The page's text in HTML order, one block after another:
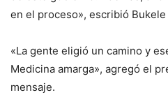
en el proceso», escribió
«La gente eligió un camino y
Medicina amarga», agregó el
mensaje.